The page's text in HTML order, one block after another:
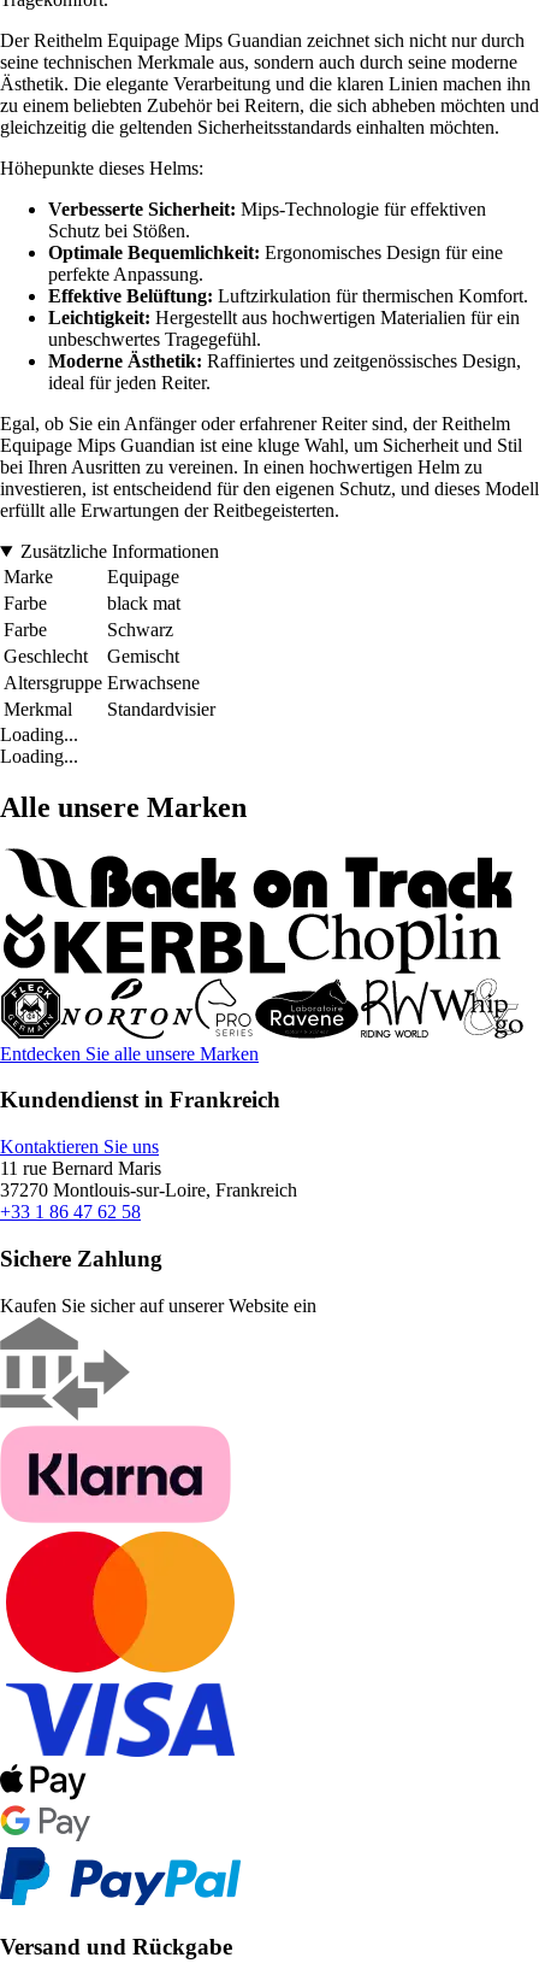
Der Reithelm Equipage Mips Guandian zeichnet sich nicht nur durch
seine technischen Merkmale aus, sondern auch durch seine moderne
Ästhetik. Die elegante Verarbeitung und die klaren Linien machen ihn
zu einem beliebten Zubehör bei Reitern, die sich abheben möchten und
gleichzeitig die geltenden Sicherheitsstandards einhalten möchten.
Höhepunkte dieses Helms:
Verbesserte Sicherheit: Mips-Technologie für effektiven
Schutz bei Stößen.
Optimale Bequemlichkeit: Ergonomisches Design für eine
perfekte Anpassung.
Effektive Belüftung: Luftzirkulation für thermischen Komfort.
Leichtigkeit: Hergestellt aus hochwertigen Materialien für ein
unbeschwertes Tragegefühl.
Moderne Ästhetik: Raffiniertes und zeitgenössisches Design,
ideal für jeden Reiter.
Egal, ob Sie ein Anfänger oder erfahrener Reiter sind, der Reithelm
Equipage Mips Guandian ist eine kluge Wahl, um Sicherheit und Stil
bei Ihren Ausritten zu vereinen. In einen hochwertigen Helm zu
investieren, ist entscheidend für den eigenen Schutz, und dieses Modell
erfüllt alle Erwartungen der Reitbegeisterten.
Zusätzliche Informationen
Marke
Equipage
Farbe
black mat
Farbe
Schwarz
Geschlecht
Gemischt
Altersgruppe Erwachsene
Merkmal
Standardvisier
Loading...
Loading...
Alle unsere Marken
Entdecken Sie alle unsere Marken
Kundendienst in Frankreich
Kontaktieren Sie uns
11 rue Bernard Maris
37270 Montlouis-sur-Loire, Frankreich
+33 1 86 47 62 58
Sichere Zahlung
Kaufen Sie sicher auf unserer Website ein
Versand und Rückgabe